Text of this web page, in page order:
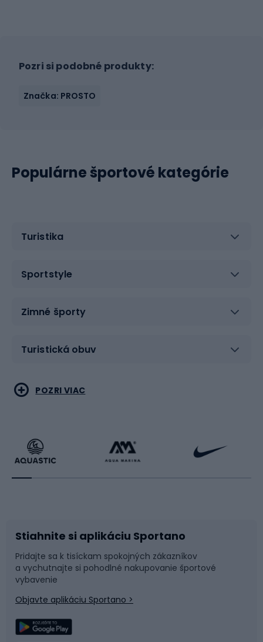
Pozri si podobné produkty:
Značka: PROSTO
Populárne športové kategórie
Turistika
Sportstyle
Zimné športy
Turistická obuv
Vodné športy
Beh
Príslušenstvo k bicyklom
Časti bicyklov
Bojové umenia
Raketové športy
Sane a kĺzačky
Snowboard
POZRI VIAC
Stiahnite si aplikáciu Sportano
Pridajte sa k tisíckam spokojných zákazníkov
a vychutnajte si pohodlné nakupovanie športové
vybavenie
Objavte aplikáciu Sportano >